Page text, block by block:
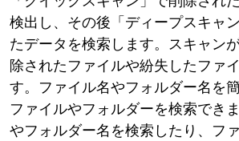
検出し、その後「ディープスキャ
たデータを検索します。スキャン
除されたファイルや紛失したファ
す。ファイル名やフォルダー名を
ファイルやフォルダーを検索でき
やフォルダー名を検索したり、フ